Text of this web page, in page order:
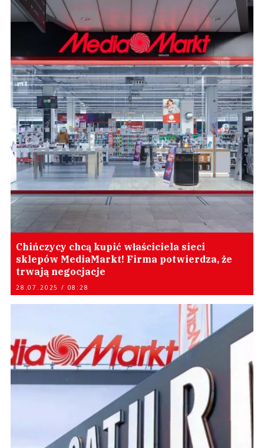
Chińczycy chcą kupić właściciela sieci
sklepów MediaMarkt! Firma potwierdza, że
trwają negocjacje
28.07.2025 / 08:28